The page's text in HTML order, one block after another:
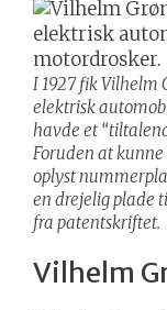
I 1927 fik Vilhelm
elektrisk
havde et
Foruden at
oplyst
en drejelig plade
fra patentskriftet.
Vilhelm